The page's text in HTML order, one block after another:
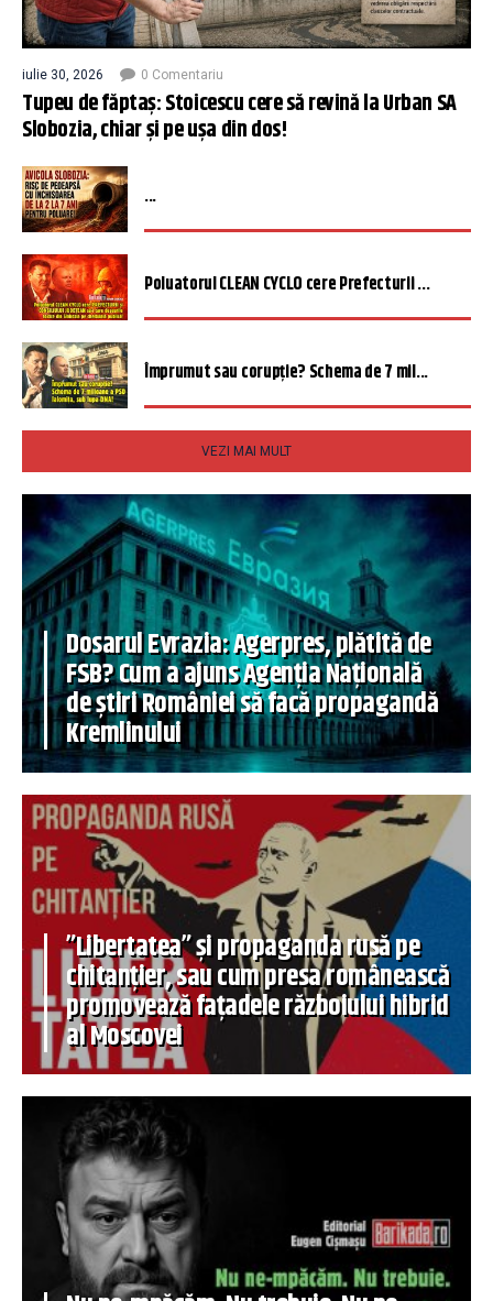
iulie 30, 2026 0 Comentariu
Tupeu de făptaș: Stoicescu cere să revină la Urban SA
Slobozia, chiar și pe ușa din dos!
...
Poluatorul CLEAN CYCLO cere Prefecturii ...
Împrumut sau corupție? Schema de 7 mil...
VEZI MAI MULT
Dosarul Evrazia: Agerpres, plătită de
FSB? Cum a ajuns Agenția Națională
de știri României să facă propagandă
Kremlinului
”Libertatea” și propaganda rusă pe
chitanțier, sau cum presa românească
promovează fațadele războiului hibrid
al Moscovei